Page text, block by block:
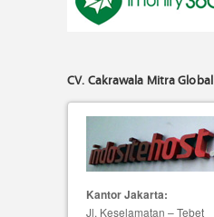
CV. Cakrawala Mitra Global
Kantor Jakarta:
Jl. Keselamatan – Tebet